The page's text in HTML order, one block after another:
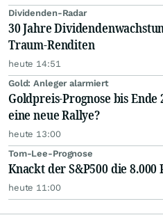
Dividenden-Radar
30 Jahre
Traum-Renditen
heute 14:51
Gold: Anleger alarmiert
Goldpreis-Prognose bis
eine neue Rallye?
heute 13:00
Tom-Lee-Prognose
Knackt der S&P500 die
heute 11:00